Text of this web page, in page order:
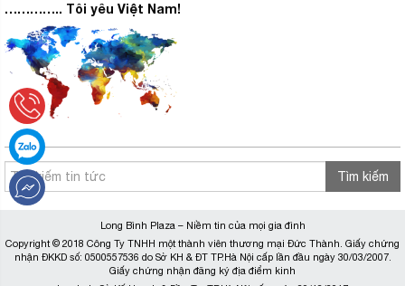
………….. Tôi yêu Việt Nam!
Tìm kiếm
Long Bình Plaza – Niềm tin của mọi gia đình
Copyright © 2018 Công Ty TNHH một thành viên thương mại Đức Thành. Giấy chứng
nhận ĐKKD số: 0500557536 do Sở KH & ĐT TP.Hà Nội cấp lần đầu ngày 30/03/2007.
Giấy chứng nhận đăng ký địa điểm kinh